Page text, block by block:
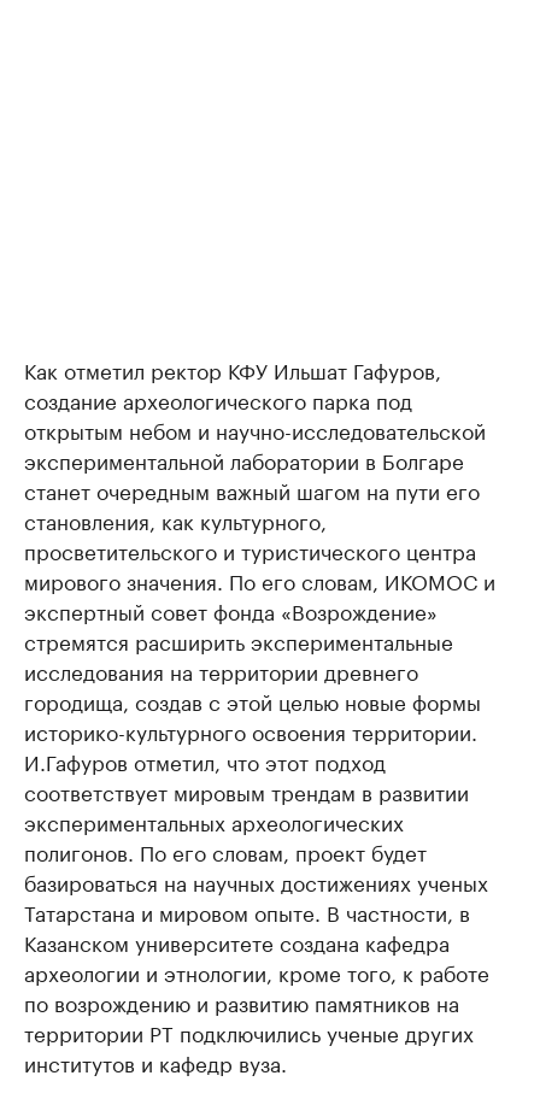
Как отметил ректор КФУ Ильшат Гафуров,
создание археологического парка под
открытым небом и научно-исследовательской
экспериментальной лаборатории в Болгаре
станет очередным важный шагом на пути его
становления, как культурного,
просветительского и туристического центра
мирового значения. По его словам, ИКОМОС и
экспертный совет фонда «Возрождение»
стремятся расширить экспериментальные
исследования на территории древнего
городища, создав с этой целью новые формы
историко-культурного освоения территории.
И.Гафуров отметил, что этот подход
соответствует мировым трендам в развитии
экспериментальных археологических
полигонов. По его словам, проект будет
базироваться на научных достижениях ученых
Татарстана и мировом опыте. В частности, в
Казанском университете создана кафедра
археологии и этнологии, кроме того, к работе
по возрождению и развитию памятников на
территории РТ подключились ученые других
институтов и кафедр вуза.